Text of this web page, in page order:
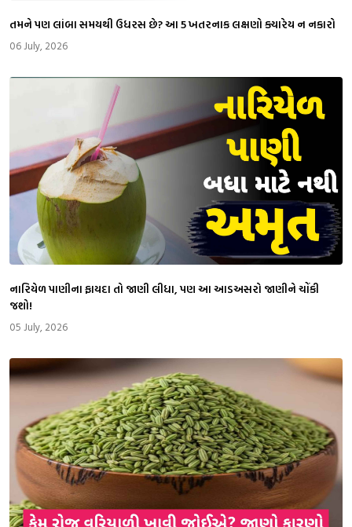
તમને પણ લાંબા સમયથી ઉધરસ છે? આ 5 ખતરનાક લક્ષણો ક્યારેય ન નકારો
06 July, 2026
નારિયેળ પાણીના ફાયદા તો જાણી લીધા, પણ આ આડઅસરો જાણીને ચોંકી
જશો!
05 July, 2026